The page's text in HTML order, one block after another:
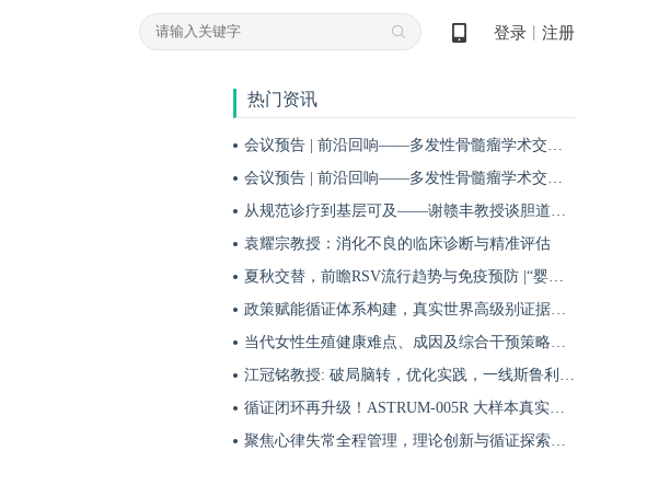
登录 注册
热门资讯
会议预告 | 前沿回响——多发性骨髓瘤学术交流会第十八期即将启幕！
会议预告 | 前沿回响——多发性骨髓瘤学术交流会第十九期即将启幕！
从规范诊疗到基层可及——谢赣丰教授谈胆道肿瘤防治的本土化实践之路
袁耀宗教授：消化不良的临床诊断与精准评估
夏秋交替，前瞻RSV流行趋势与免疫预防 |“婴儿RSV预防圆桌派”专题访谈
政策赋能循证体系构建，真实世界高级别证据夯实斯鲁利单抗一线治疗广泛期小细胞肺癌临床地位
当代女性生殖健康难点、成因及综合干预策略——魏晗
江冠铭教授: 破局脑转，优化实践，一线斯鲁利单抗联合化疗为小细胞肺癌脑转移患者带来颅内与全身双重获益
循证闭环再升级！ASTRUM-005R 大样本真实世界研究，解锁斯鲁利单抗 ES-SCLC 全程管理新方案
聚焦心律失常全程管理，理论创新与循证探索共筑诊疗新格局